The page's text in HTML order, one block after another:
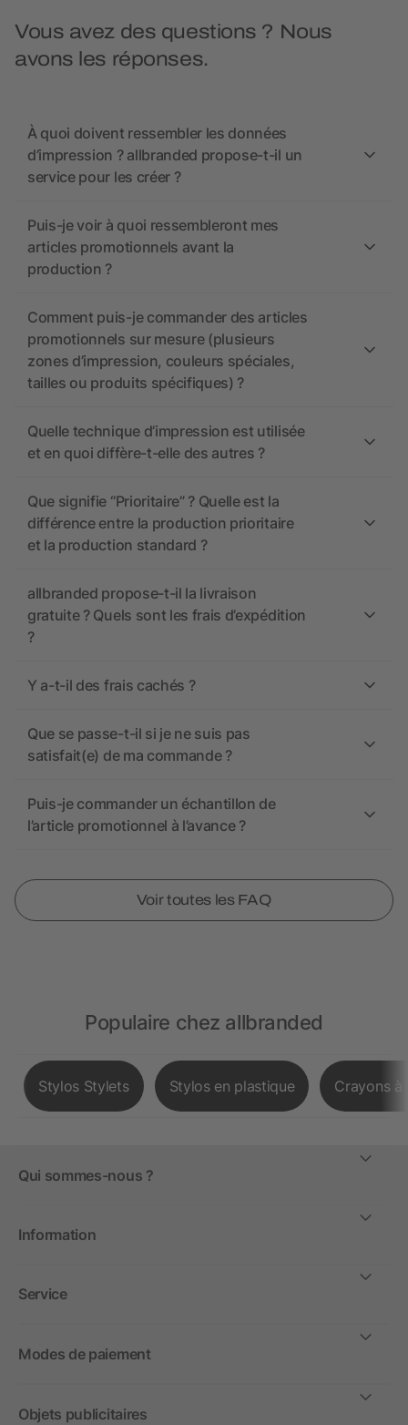
Vous avez des questions ? Nous
avons les réponses.
À quoi doivent ressembler les données
d’impression ? allbranded propose-t-il un
service pour les créer ?
Puis-je voir à quoi ressembleront mes
articles promotionnels avant la
production ?
Comment puis-je commander des articles
promotionnels sur mesure (plusieurs
zones d’impression, couleurs spéciales,
tailles ou produits spécifiques) ?
Quelle technique d’impression est utilisée
et en quoi diffère-t-elle des autres ?
Que signifie “Prioritaire” ? Quelle est la
différence entre la production prioritaire
et la production standard ?
allbranded propose-t-il la livraison
gratuite ? Quels sont les frais d’expédition
?
Y a-t-il des frais cachés ?
Que se passe-t-il si je ne suis pas
satisfait(e) de ma commande ?
Puis-je commander un échantillon de
l’article promotionnel à l’avance ?
Voir toutes les FAQ
Populaire chez allbranded
Stylos Stylets Stylos en plastique Crayons à
Qui sommes-nous ?
Information
Service
Modes de paiement
Objets publicitaires